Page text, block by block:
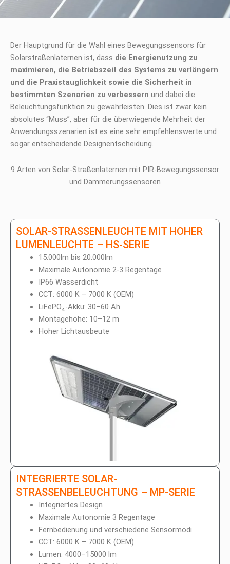
Der Hauptgrund für die Wahl eines Bewegungssensors für
Solarstraßenlaternen ist, dass die Energienutzung zu
maximieren, die Betriebszeit des Systems zu verlängern
und die Praxistauglichkeit sowie die Sicherheit in
bestimmten Szenarien zu verbessern und dabei die
Beleuchtungsfunktion zu gewährleisten. Dies ist zwar kein
absolutes “Muss”, aber für die überwiegende Mehrheit der
Anwendungsszenarien ist es eine sehr empfehlenswerte und
sogar entscheidende Designentscheidung.
9 Arten von Solar-Straßenlaternen mit PIR-Bewegungssensor
und Dämmerungssensoren
SOLAR-STRASSENLEUCHTE MIT HOHER
LUMENLEUCHTE – HS-SERIE
15.000lm bis 20.000lm
Maximale Autonomie 2-3 Regentage
IP66 Wasserdicht
CCT: 6000 K – 7000 K (OEM)
LiFePO₄-Akku: 30–60 Ah
Montagehöhe: 10–12 m
Hoher Lichtausbeute
INTEGRIERTE SOLAR-
STRASSENBELEUCHTUNG – MP-SERIE
Integriertes Design
Maximale Autonomie 3 Regentage
Fernbedienung und verschiedene Sensormodi
CCT: 6000 K – 7000 K (OEM)
Lumen: 4000–15000 lm